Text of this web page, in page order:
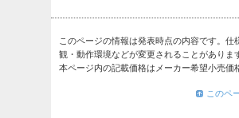
このページの情報は発表時点の内容です。仕
観・動作環境などが変更されることがありま
本ページ内の記載価格はメーカー希望小売価
このペ